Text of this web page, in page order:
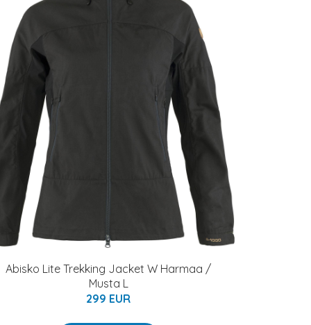
Abisko Lite Trekking Jacket W Harmaa /
Musta L
299 EUR